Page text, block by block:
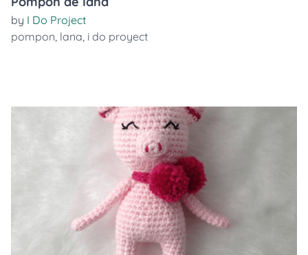
by I Do Project
pompon, lana, i do proyect